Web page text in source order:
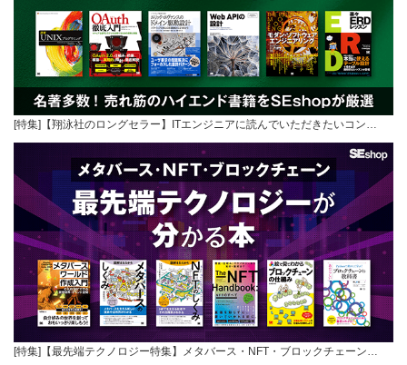
[特集]【翔泳社のロングセラー】ITエンジニアに読んでいただきたいコン…
[特集]【最先端テクノロジー特集】メタバース・NFT・ブロックチェーン…